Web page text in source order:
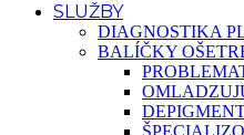
SLUŽBY
DIAGNOSTIKA
BALÍČKY